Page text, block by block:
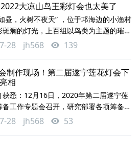
花朵造型采用导光纱布加追光灯带，实
动感轮廓和光效渐变的时尚氛围效果。此
内还设置了海洋灯组、童心世界灯组。其
组分布于3个啤酒广场之上，以卡通造
大凉山鸟王彩灯会也太美了
昼，火树不夜天” ，位于邛海边的小渔村
斑斓的灯光，上百组以鸟类为主题的璀璨
村。7月22日，夜未央·2022大凉山鸟
正式开展，为西昌市民呈现了一场华丽的
本次彩灯会唱响了“绿水青山就是金山银
环保主旋律，呼吁人们珍爱家园，共同
白云、丛林茂密、百鸟翱翔”的壮美景
集科技、艺术、人文为一体的视
28 jh568 139
制作现场！第二届遂宁莲花灯会下
相
获悉：12月16日，2020年第二届遂宁莲
备工作专题会召开，研究部署各项筹备工
工作责任，确保 2020年第二届遂宁莲花
月16日如期完美呈现。第二届遂宁莲花
28 jh568 53